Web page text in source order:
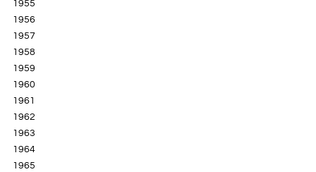
1955
1956
1957
1958
1959
1960
1961
1962
1963
1964
1965